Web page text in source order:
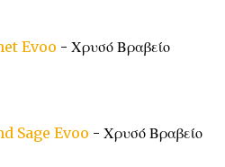
Evoo - Χρυσό Βραβείο
Sage Evoo - Χρυσό Βραβείο